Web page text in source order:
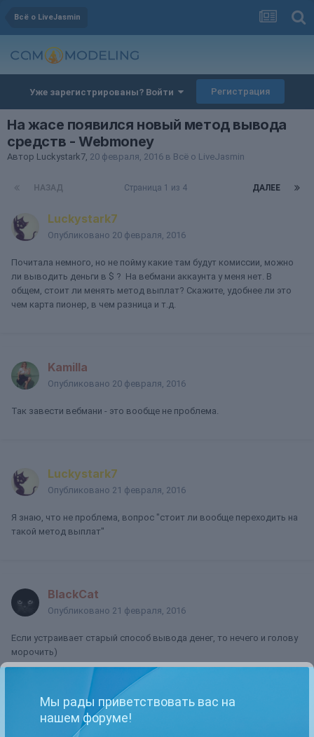
Всё о LiveJasmin
Уже зарегистрированы? Войти Регистрация
На жасе появился новый метод вывода
средств - Webmoney
Автор Luckystark7, 20 февраля, 2016 в Всё о LiveJasmin
НАЗАД ДАЛЕЕ
Страница 1 из 4
Luckystark7
Опубликовано 20 февраля, 2016
Почитала немного, но не пойму какие там будут комиссии, можно
ли выводить деньги в $ ? На вебмани аккаунта у меня нет. В
общем, стоит ли менять метод выплат? Скажите, удобнее ли это
чем карта пионер, в чем разница и т.д.
Kamilla
Опубликовано 20 февраля, 2016
Так завести вебмани - это вообще не проблема.
Luckystark7
Опубликовано 21 февраля, 2016
Я знаю, что не проблема, вопрос "стоит ли вообще переходить на
такой метод выплат"
BlackCat
Опубликовано 21 февраля, 2016
Если устраивает старый способ вывода денег, то нечего и голову
морочить)
Ashanti
Опубликовано
Мы рады приветствовать вас на
нашем форуме!